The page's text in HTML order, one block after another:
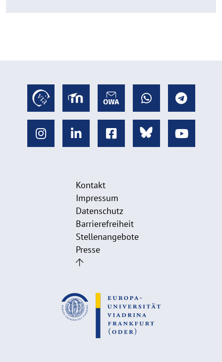
Kontakt
Impressum
Datenschutz
Barrierefreiheit
Stellenangebote
Presse